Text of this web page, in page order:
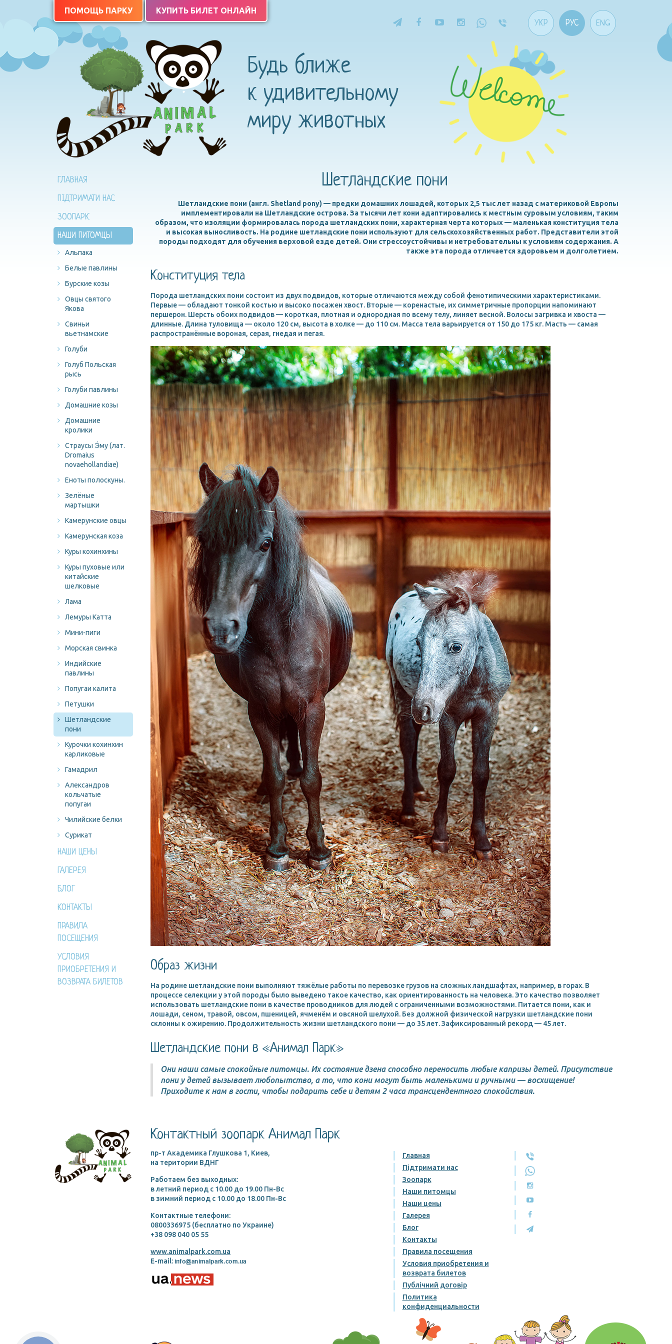
ПОМОЩЬ ПАРКУ КУПИТЬ БИЛЕТ ОНЛАЙН
ENG
РУС
УКР
Будь ближе
к удивительному
миру животных
ГЛАВНАЯ
ПІДТРИМАТИ НАС
ЗООПАРК
НАШИ ПИТОМЦЫ
Альпака
Белые павлины
Бурские козы
Овцы святого
Якова
Свиньи
вьетнамские
Голуби
Голуб Польская
рысь
Голуби павлины
Домашние козы
Домашние
кролики
Страусы Э́му (лат.
Dromaius
novaehollandiae)
Еноты полоскуны.
Зелёные
мартышки
Камерунские овцы
Камерунская коза
Куры кохинхины
Куры пуховые или
китайские
шелковые
Лама
Лемуры Катта
Мини-пиги
Морская свинка
Индийские
павлины
Попугаи калита
Петушки
Шетландские
пони
Курочки кохинхин
карликовые
Гамадрил
Александров
кольчатые
попугаи
Чилийские белки
Сурикат
НАШИ ЦЕНЫ
ГАЛЕРЕЯ
БЛОГ
КОНТАКТЫ
ПРАВИЛА
ПОСЕЩЕНИЯ
УСЛОВИЯ
ПРИОБРЕТЕНИЯ И
ВОЗВРАТА БИЛЕТОВ
Шетландские пони
Шетландские пони (англ. Shetland pony) — предки домашних лошадей, которых 2,5 тыс лет назад с материковой Европы
имплементировали на Шетландские острова. За тысячи лет кони адаптировались к местным суровым условиям, таким
образом, что изоляции формировалась порода шетландских пони, характерная черта которых — маленькая конституция тела
и высокая выносливость. На родине шетландские пони используют для сельскохозяйственных работ. Представители этой
породы подходят для обучения верховой езде детей. Они стрессоустойчивы и нетребовательны к условиям содержания. А
также эта порода отличается здоровьем и долголетием.
Конституция тела
Порода шетландских пони состоит из двух подвидов, которые отличаются между собой фенотипическими характеристиками.
Первые — обладают тонкой костью и высоко посажен хвост. Вторые — коренастые, их симметричные пропорции напоминают
першерон. Шерсть обоих подвидов — короткая, плотная и однородная по всему телу, линяет весной. Волосы загривка и хвоста —
длинные. Длина туловища — около 120 см, высота в холке — до 110 см. Масса тела варьируется от 150 до 175 кг. Масть — самая
распространённые вороная, серая, гнедая и пегая.
Образ жизни
На родине шетландские пони выполняют тяжёлые работы по перевозке грузов на сложных ландшафтах, например, в горах. В
процессе селекции у этой породы было выведено такое качество, как ориентированность на человека. Это качество позволяет
использовать шетландские пони в качестве проводников для людей с ограниченными возможностями. Питается пони, как и
лошади, сеном, травой, овсом, пшеницей, ячменём и овсяной шелухой. Без должной физической нагрузки шетландские пони
склонны к ожирению. Продолжительность жизни шетландского пони — до 35 лет. Зафиксированный рекорд — 45 лет.
Шетландские пони в «Анимал Парк»
Они наши самые спокойные питомцы. Их состояние дзена способно переносить любые капризы детей. Присутствие
пони у детей вызывает любопытство, а то, что кони могут быть маленькими и ручными — восхищение!
Приходите к нам в гости, чтобы подарить себе и детям 2 часа трансцендентного спокойствия.
Контактный зоопарк Анимал Парк
пр-т Академика Глушкова 1, Киев,
на територии ВДНГ
Работаем без выходных:
в летний период c 10.00 до 19.00 Пн-Вс
в зимний период c 10.00 до 18.00 Пн-Вс
Контактные телефони:
0800336975 (бесплатно по Украине)
+38 098 040 05 55
www.animalpark.com.ua
E-mail:
Главная
Підтримати нас
Зоопарк
Наши питомцы
Наши цены
Галерея
Блог
Контакты
Правила посещения
Условия приобретения и
возврата билетов
Публічний договір
Политика
конфиденциальности